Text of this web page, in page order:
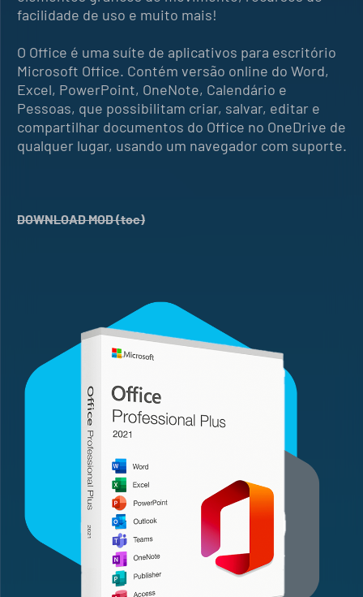
facilidade de uso e muito mais!
O Office é uma suíte de aplicativos para escritório
Microsoft Office. Contém versão online do Word,
Excel, PowerPoint, OneNote, Calendário e
Pessoas, que possibilitam criar, salvar, editar e
compartilhar documentos do Office no OneDrive de
qualquer lugar, usando um navegador com suporte.
DOWNLOAD MOD (toc)